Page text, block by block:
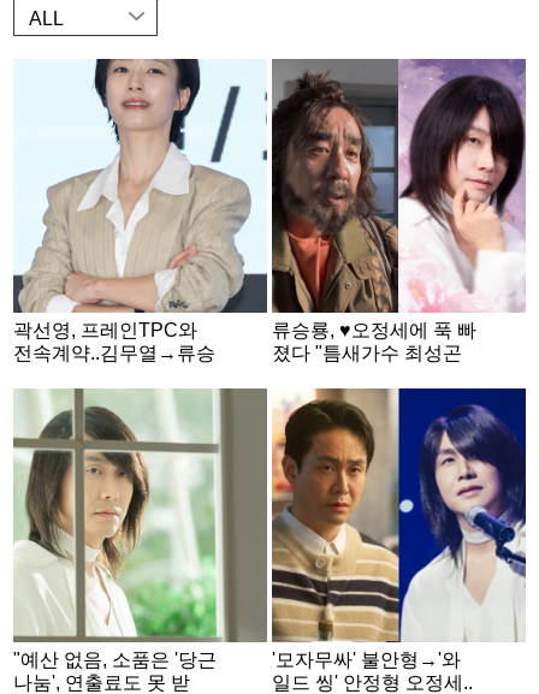
ALL
곽선영, 프레인TPC와
전속계약..김무열→류승
류승룡, ♥오정세에 푹 빠
졌다 "틈새가수 최성곤
챌린지 '폭소' [스타이슈]
"예산 없음, 소품은 '당근
나눔', 연출료도 못 받
'모자무싸' 불안형→'와
일드 씽' 안정형 오정세..